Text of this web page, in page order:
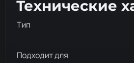
Технические
Тип
Подходит для